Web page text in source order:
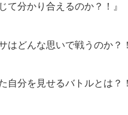
て分かり合えるのか？！』
はどんな思いで戦うのか？
自分を見せるバトルとは？